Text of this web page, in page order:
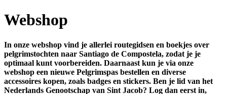
Webshop
In onze webshop vind je allerlei routegidsen en boekjes over
pelgrimstochten naar Santiago de Compostela, zodat je je
optimaal kunt voorbereiden. Daarnaast kun je via onze
webshop een nieuwe Pelgrimspas bestellen en diverse
accessoires kopen, zoals badges en stickers. Ben je lid van het
Nederlands Genootschap van Sint Jacob? Log dan eerst in,